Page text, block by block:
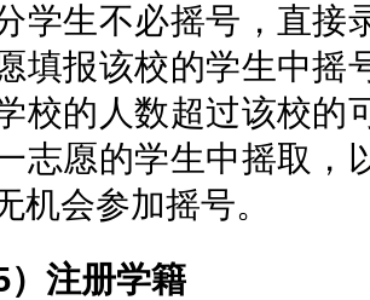
学生不必摇号，直接
填报该校的学生中摇
校的人数超过该校的
志愿的学生中摇取，
机会参加摇号。
）注册学籍